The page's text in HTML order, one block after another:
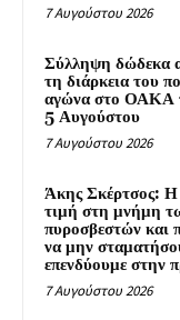
7 Αυγούστου 2026
Σύλληψη δώδεκα
τη διάρκεια του
αγώνα στο ΟΑΚΑ
5 Αυγούστου
7 Αυγούστου 2026
Άκης Σκέρτσος: Η
τιμή στη μνήμη
πυροσβεστών και
να μην
επενδύουμε στην
7 Αυγούστου 2026